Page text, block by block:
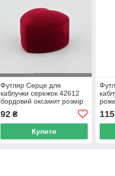
Футляр Серце для
каблучки сережок 42612
бордовий оксамит розмір
92₴
Купити
115